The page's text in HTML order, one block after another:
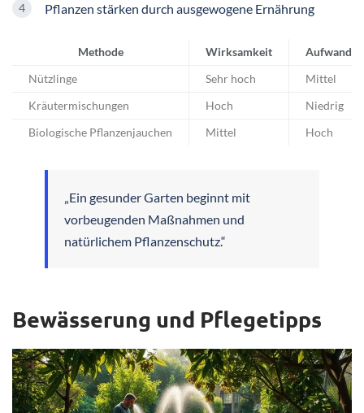
Pflanzen stärken durch ausgewogene Ernährung
Methode Wirksamkeit Aufwand
Nützlinge Sehr hoch Mittel
Kräutermischungen Hoch Niedrig
Biologische Pflanzenjauchen Mittel Hoch
„Ein gesunder Garten beginnt mit
vorbeugenden Maßnahmen und
natürlichem Pflanzenschutz.“
Bewässerung und Pflegetipps